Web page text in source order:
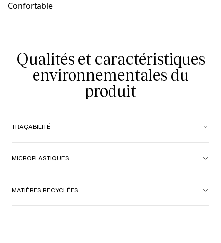
Confortable
Qualités et caractéristiques
environnementales du
produit
TRAÇABILITÉ
MICROPLASTIQUES
MATIÈRES RECYCLÉES